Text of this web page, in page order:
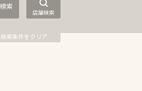
店舗検索
検索条件をクリア